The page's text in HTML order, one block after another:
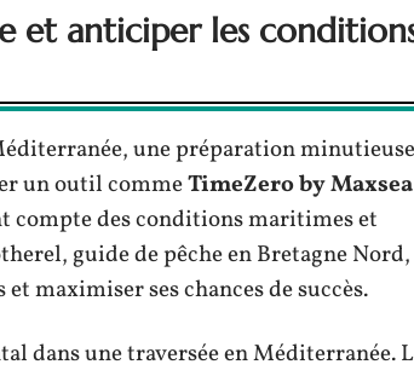
et anticiper les
une préparation
un outil commeTimeZero by Maxsea
compte des conditions maritimes et
guide de pêche en Bretagne
maximiser ses chances de succès.
dans une traversée en Méditerranée.